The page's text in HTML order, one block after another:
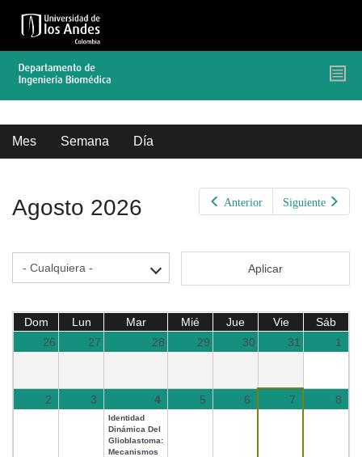
contenido
Solapas
Mes (solapa
activa)
Semana Día
Anterior Siguiente
Agosto 2026
Aplicar
Dom Lun Mar Mié Jue Vie
Sáb
26
27 28 29 30 31 1
2 3 4 5 6 7 8
Identidad
Dinámica Del
Glioblastoma:
Mecanismos